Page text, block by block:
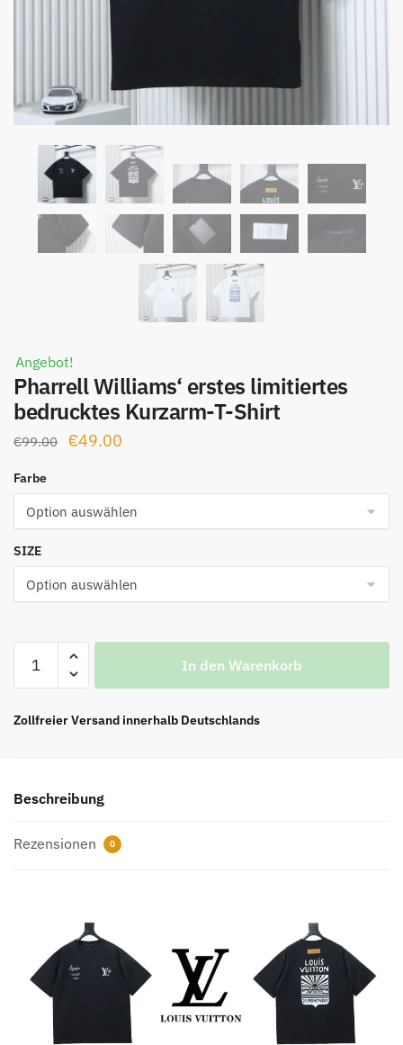
Angebot!
Pharrell Williams‘ erstes limitiertes
bedrucktes Kurzarm-T-Shirt
€99.00
Ursprünglicher
€99.00
€49.00
€49.00.
Farbe
SIZE
Williams'
limitiertes
Shirt
In den Warenkorb
Zollfreier Versand innerhalb Deutschlands
Beschreibung
Rezensionen 0